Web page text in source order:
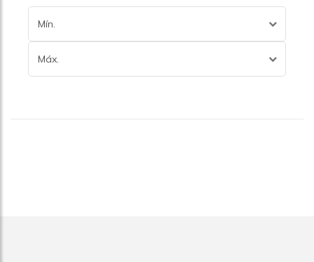
Mín.
Máx.